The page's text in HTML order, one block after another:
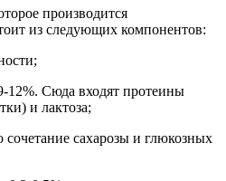
производится
из следующих компонентов:
12%. Сюда входят протеины
и лактоза;
сахарозы и глюкозных